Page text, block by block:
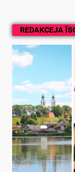
REDAKCEJA